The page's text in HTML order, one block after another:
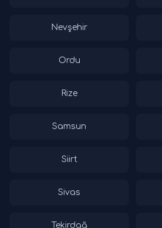
Nevşehir
Ordu
Rize
Samsun
Siirt
Sivas
Tekirdağ